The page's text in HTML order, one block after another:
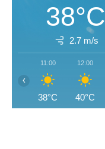
38°C
2.7 m/s
11:00
38°C
12:00
40°C
‹